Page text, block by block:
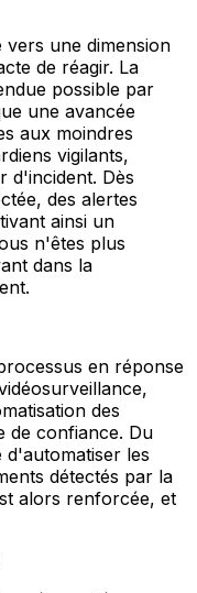
vers une dimension
de réagir. La
possible par
une avancée
aux moindres
vigilants,
d'incident. Dès
des alertes
ainsi un
n'êtes plus
dans la
en réponse
des
de confiance. Du
les
détectés par la
alors renforcée, et